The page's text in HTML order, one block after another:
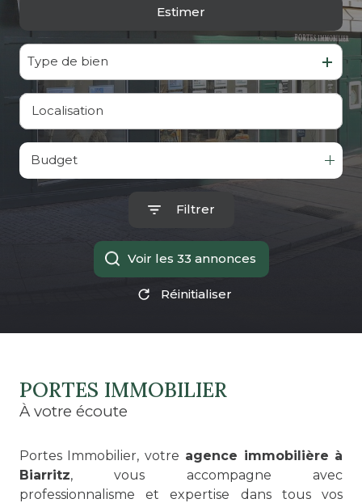
Estimer
Type de bien
Budget
Filtrer
Voir les 33 annonces
Réinitialiser
PORTES IMMOBILIER
à votre écoute
Portes Immobilier, votre agence immobilière à
Biarritz, vous accompagne avec
professionnalisme et expertise dans tous vos